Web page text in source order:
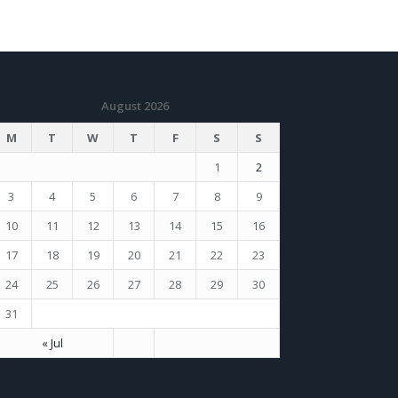
August 2026
M
T W T F S S
« Jul
1
2
3
4 5 6 7 8
9
10
11 12 13 14 15
16
17
18 19 20 21 22
23
24
25 26 27 28 29
30
31